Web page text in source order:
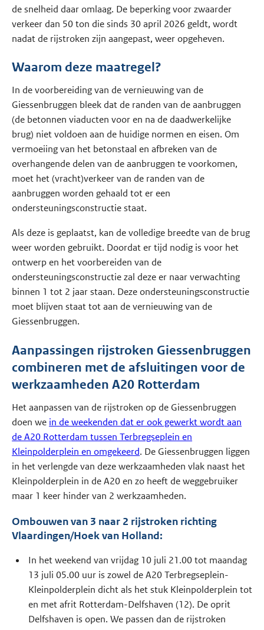
de snelheid daar omlaag. De beperking voor zwaarder
verkeer dan 50 ton die sinds 30 april 2026 geldt, wordt
nadat de rijstroken zijn aangepast, weer opgeheven.
Waarom deze maatregel?
In de voorbereiding van de vernieuwing van de
Giessenbruggen bleek dat de randen van de aanbruggen
(de betonnen viaducten voor en na de daadwerkelijke
brug) niet voldoen aan de huidige normen en eisen. Om
vermoeiing van het betonstaal en afbreken van de
overhangende delen van de aanbruggen te voorkomen,
moet het (vracht)verkeer van de randen van de
aanbruggen worden gehaald tot er een
ondersteuningsconstructie staat.
Als deze is geplaatst, kan de volledige breedte van de brug
weer worden gebruikt. Doordat er tijd nodig is voor het
ontwerp en het voorbereiden van de
ondersteuningsconstructie zal deze er naar verwachting
binnen 1 tot 2 jaar staan. Deze ondersteuningsconstructie
moet blijven staat tot aan de vernieuwing van de
Giessenbruggen.
Aanpassingen rijstroken Giessenbruggen
combineren met de afsluitingen voor de
werkzaamheden A20 Rotterdam
Het aanpassen van de rijstroken op de Giessenbruggen
doen we in de weekenden dat er ook gewerkt wordt aan
de A20 Rotterdam tussen Terbregseplein en
Kleinpolderplein en omgekeerd. De Giessenbruggen liggen
in het verlengde van deze werkzaamheden vlak naast het
Kleinpolderplein in de A20 en zo heeft de weggebruiker
maar 1 keer hinder van 2 werkzaamheden.
Ombouwen van 3 naar 2 rijstroken richting
Vlaardingen/Hoek van Holland:
In het weekend van vrijdag 10 juli 21.00 tot maandag
13 juli 05.00 uur is zowel de A20 Terbregseplein-
Kleinpolderplein dicht als het stuk Kleinpolderplein tot
en met afrit Rotterdam-Delfshaven (12). De oprit
Delfshaven is open. We passen dan de rijstroken